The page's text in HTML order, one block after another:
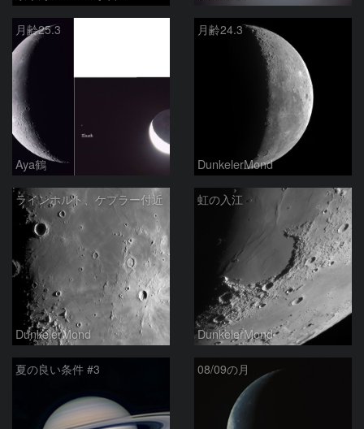
月齢25.3
Aya鶴
月齢24.3
DunkelerMond
ラインホルト、ケプラー付近
DunkelerMond
虹の入江
DunkelerMond
夏の良い条件 #3 08/09の月